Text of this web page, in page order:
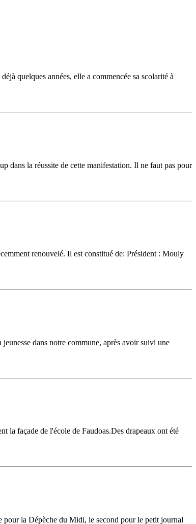
quelques années, elle a commencée sa scolarité à
dans la réussite de cette manifestation. Il ne faut pas pour
renouvelé. Il est constitué de: Président : Mouly
dans notre commune, après avoir suivi une
la façade de l'école de Faudoas.Des drapeaux ont été
pour la Dépèche du Midi, le second pour le petit journal